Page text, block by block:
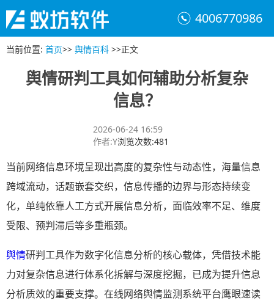
4006770986
当前位置: 首页>> 舆情百科 >>正文
舆情研判工具如何辅助分析复杂
信息？
2026-06-24 16:59
作者:Y浏览次数:481
当前网络信息环境呈现出高度的复杂性与动态性，海量信息
跨域流动，话题嵌套交织，信息传播的边界与形态持续变
化，单纯依靠人工方式开展信息分析，面临效率不足、维度
受限、预判滞后等多重瓶颈。
舆情研判工具作为数字化信息分析的核心载体，凭借技术能
力对复杂信息进行体系化拆解与深度挖掘，已成为提升信息
分析质效的重要支撑。在线网络舆情监测系统平台鹰眼速读